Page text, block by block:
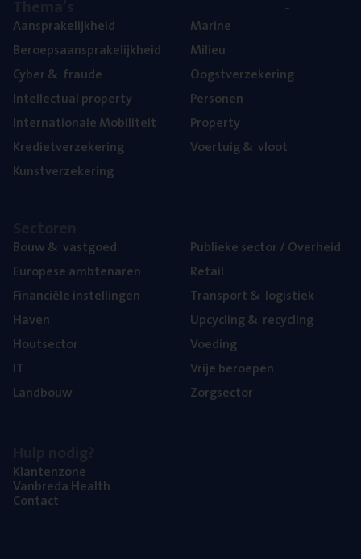
Aan­spra­ke­lijk­heid
Beroeps­aan­spra­ke­lijk­heid
Cyber& fraude
Intel­lec­tu­al property
Inter­na­ti­o­na­le Mobiliteit
Kre­diet­ver­ze­ke­ring
Kunst­ver­ze­ke­ring
Mari­ne
Mili­eu
Oogst­ver­ze­ke­ring
Per­so­nen
Pro­per­ty
Voer­tuig& vloot
Bouw& vastgoed
Euro­pe­se ambtenaren
Finan­ci­ë­le instellingen
Haven
Hout­sec­tor
IT
Land­bouw
Publie­ke sec­tor / Overheid
Retail
Trans­port& logistiek
Upcy­cling& recycling
Voe­ding
Vrije beroe­pen
Zorg­sec­tor
Klan­ten­zo­ne
Van­b­re­da Health
Con­tact